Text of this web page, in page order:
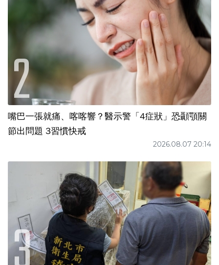
嘴巴一張就痛、喀喀響？醫示警「4症狀」恐顳顎關
節出問題 3習慣快戒
2026.08.07 20:14